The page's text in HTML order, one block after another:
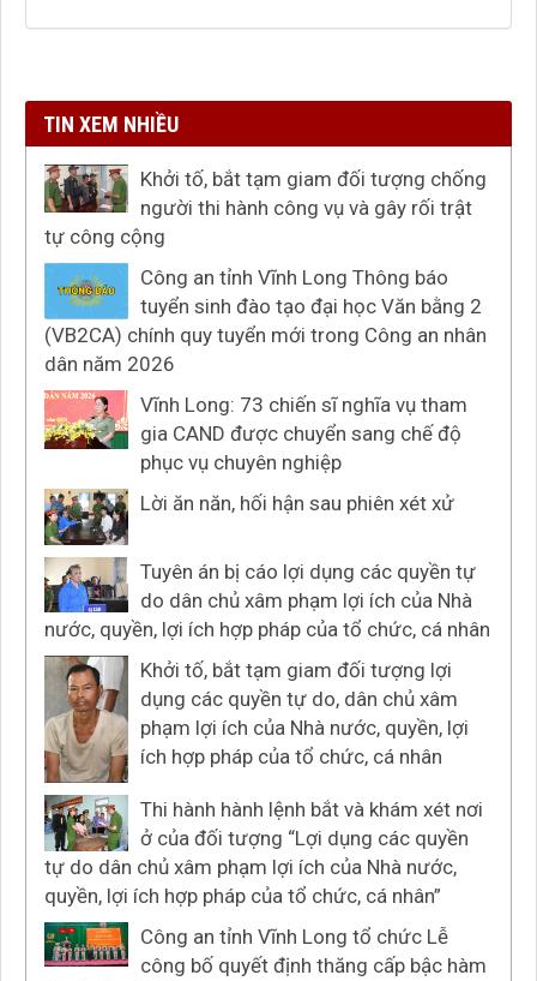
TIN XEM NHIỀU
Khởi tố, bắt tạm giam đối tượng chống
người thi hành công vụ và gây rối trật
tự công cộng
Công an tỉnh Vĩnh Long Thông báo
tuyển sinh đào tạo đại học Văn bằng 2
(VB2CA) chính quy tuyển mới trong Công an nhân
dân năm 2026
Vĩnh Long: 73 chiến sĩ nghĩa vụ tham
gia CAND được chuyển sang chế độ
phục vụ chuyên nghiệp
Lời ăn năn, hối hận sau phiên xét xử
Tuyên án bị cáo lợi dụng các quyền tự
do dân chủ xâm phạm lợi ích của Nhà
nước, quyền, lợi ích hợp pháp của tổ chức, cá nhân
Khởi tố, bắt tạm giam đối tượng lợi
dụng các quyền tự do, dân chủ xâm
phạm lợi ích của Nhà nước, quyền, lợi
ích hợp pháp của tổ chức, cá nhân
Thi hành hành lệnh bắt và khám xét nơi
ở của đối tượng “Lợi dụng các quyền
tự do dân chủ xâm phạm lợi ích của Nhà nước,
quyền, lợi ích hợp pháp của tổ chức, cá nhân”
Công an tỉnh Vĩnh Long tổ chức Lễ
công bố quyết định thăng cấp bậc hàm